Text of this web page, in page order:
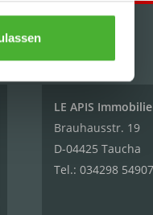
LE APIS
Brauhausstr. 19
D-04425 Taucha
Tel.: 034298